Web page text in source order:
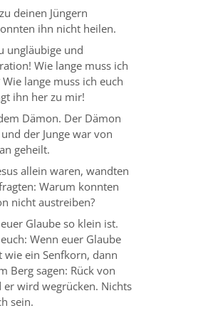
deinen Jüngern
ihn nicht heilen.
ungläubige und
Wie lange muss ich
lange muss ich euch
ihn her zu mir!
Dämon. Der Dämon
der Junge war von
geheilt.
allein waren, wandten
Warum konnten
nicht austreiben?
Glaube so klein ist.
Wenn euer Glaube
ein Senfkorn, dann
Berg sagen: Rück von
wird wegrücken. Nichts
sein.